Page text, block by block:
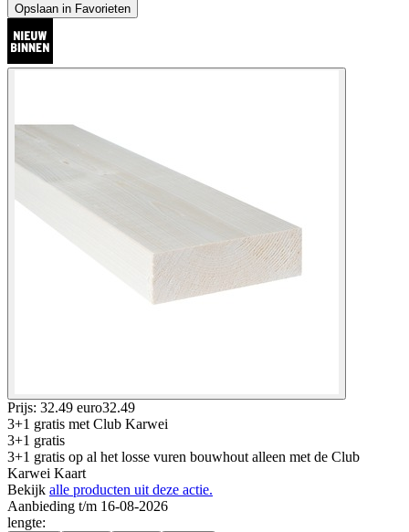
Opslaan in Favorieten
Prijs: 32.49 euro32.49
3+1 gratis met Club Karwei
3+1 gratis
3+1 gratis op al het losse vuren bouwhout alleen met de Club
Karwei Kaart
Bekijk alle producten uit deze actie.
Aanbieding t/m 16-08-2026
lengte: